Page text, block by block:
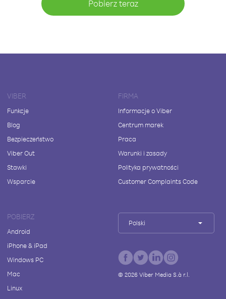
Pobierz teraz
VIBER
Funkcje
Blog
Bezpieczeństwo
Viber Out
Stawki
Wsparcie
FIRMA
Informacje o Viber
Centrum marek
Praca
Warunki i zasady
Polityka prywatności
Customer Complaints Code
POBIERZ
Android
iPhone & iPad
Windows PC
Mac
Linux
Polski
© 2026Viber Media S.à r.l.